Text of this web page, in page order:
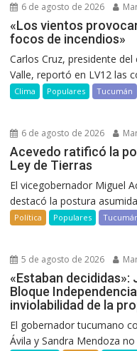
6 de agosto de 2026
«Los vientos
focos de incendios»
Carlos Cruz, presidente
Valle, reportó en LV12 las
Clima Populares Tucumán
6 de agosto de 2026
Acevedo ratificó la
Ley de Tierras
El vicegobernador Miguel
destacó la postura
Política Populares
5 de agosto de 2026
«Estaban
Bloque
inviolabilidad de la
El gobernador tucumano
Ávila y Sandra Mendoza